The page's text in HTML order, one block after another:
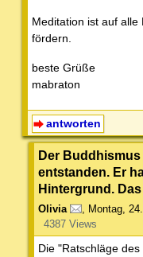
Meditation ist auf alle
fördern.
beste Grüße
mabraton
antworten
Der
entstanden. Er
Hintergrund.
Olivia Montag,
4387 Views
Die "Ratschläge